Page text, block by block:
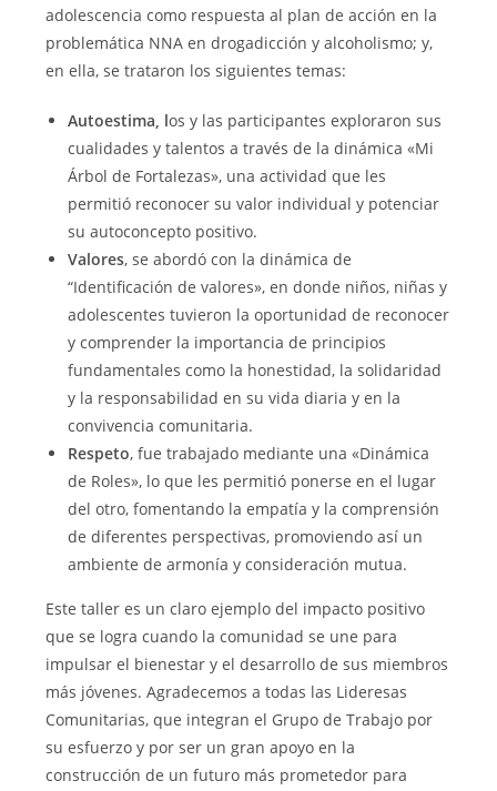
adolescencia como respuesta al plan de acción en la
problemática NNA en drogadicción y alcoholismo; y,
en ella, se trataron los siguientes temas:
Autoestima, los y las participantes exploraron sus
cualidades y talentos a través de la dinámica «Mi
Árbol de Fortalezas», una actividad que les
permitió reconocer su valor individual y potenciar
su autoconcepto positivo.
Valores, se abordó con la dinámica de
“Identificación de valores», en donde niños, niñas y
adolescentes tuvieron la oportunidad de reconocer
y comprender la importancia de principios
fundamentales como la honestidad, la solidaridad
y la responsabilidad en su vida diaria y en la
convivencia comunitaria.
Respeto, fue trabajado mediante una «Dinámica
de Roles», lo que les permitió ponerse en el lugar
del otro, fomentando la empatía y la comprensión
de diferentes perspectivas, promoviendo así un
ambiente de armonía y consideración mutua.
Este taller es un claro ejemplo del impacto positivo
que se logra cuando la comunidad se une para
impulsar el bienestar y el desarrollo de sus miembros
más jóvenes. Agradecemos a todas las Lideresas
Comunitarias, que integran el Grupo de Trabajo por
su esfuerzo y por ser un gran apoyo en la
construcción de un futuro más prometedor para